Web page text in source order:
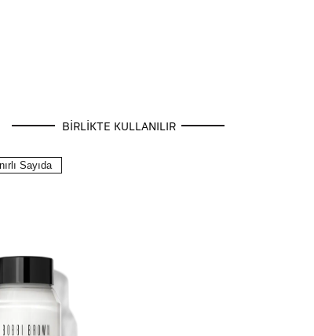
BİRLİKTE KULLANILIR
Sayıda